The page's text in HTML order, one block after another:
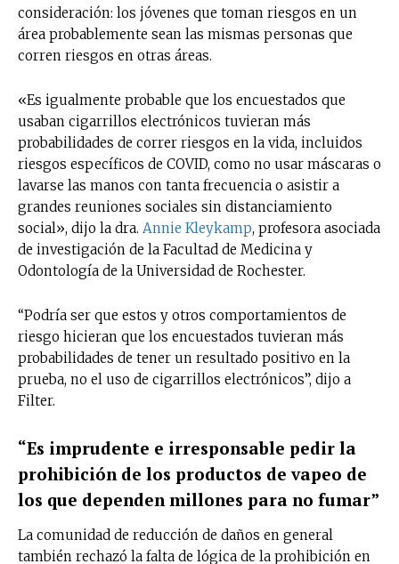
consideración: los jóvenes que toman riesgos en un
área probablemente sean las mismas personas que
corren riesgos en otras áreas.
«Es igualmente probable que los encuestados que
usaban cigarrillos electrónicos tuvieran más
probabilidades de correr riesgos en la vida, incluidos
riesgos específicos de COVID, como no usar máscaras o
lavarse las manos con tanta frecuencia o asistir a
grandes reuniones sociales sin distanciamiento
social», dijo la dra. Annie Kleykamp, profesora asociada
de investigación de la Facultad de Medicina y
Odontología de la Universidad de Rochester.
“Podría ser que estos y otros comportamientos de
riesgo hicieran que los encuestados tuvieran más
probabilidades de tener un resultado positivo en la
prueba, no el uso de cigarrillos electrónicos”, dijo a
Filter.
“Es imprudente e irresponsable pedir la
prohibición de los productos de vapeo de
los que dependen millones para no fumar”
La comunidad de reducción de daños en general
también rechazó la falta de lógica de la prohibición en